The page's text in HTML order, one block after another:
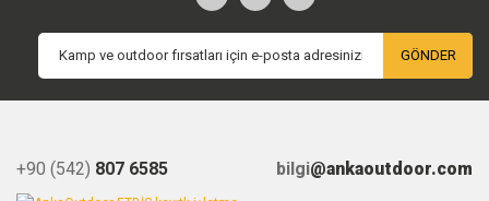
GÖNDER
+90 (542) 807 6585 bilgi@ankaoutdoor.com